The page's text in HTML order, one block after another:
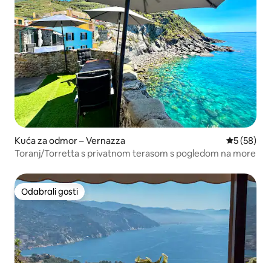
Kuća za odmor – Vernazza Prosječna
5 (58)
Toranj/Torretta s privatnom terasom s pogledom na more
Odabrali gosti
Odabrali gosti